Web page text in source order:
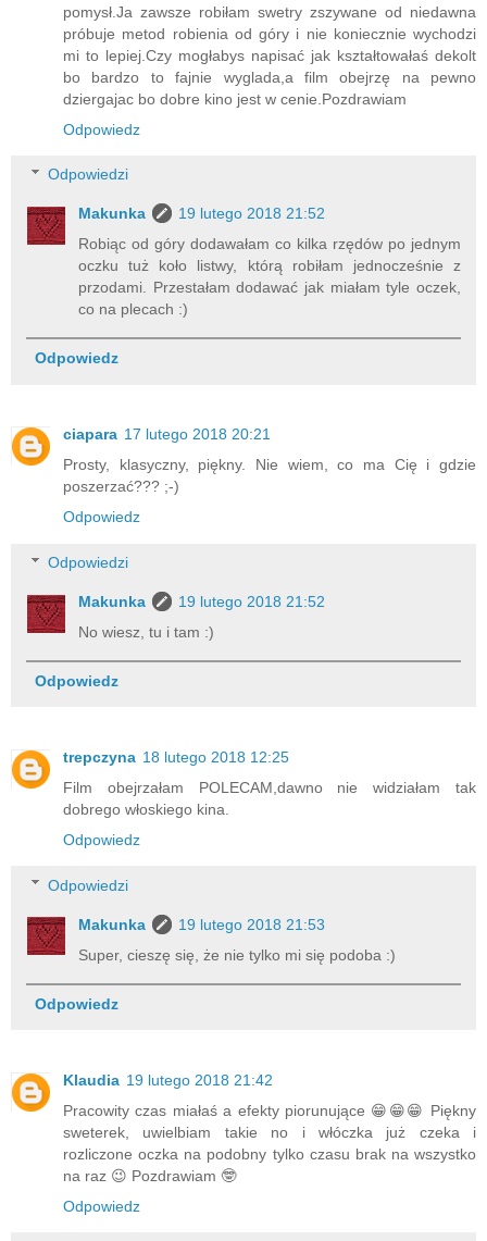
pomysł.Ja zawsze robiłam swetry zszywane od niedawna
próbuje metod robienia od góry i nie koniecznie wychodzi
mi to lepiej.Czy mogłabys napisać jak kształtowałaś dekolt
bo bardzo to fajnie wyglada,a film obejrzę na pewno
dziergajac bo dobre kino jest w cenie.Pozdrawiam
Odpowiedz
Odpowiedzi
Makunka
19 lutego 2018 21:52
Robiąc od góry dodawałam co kilka rzędów po jednym
oczku tuż koło listwy, którą robiłam jednocześnie z
przodami. Przestałam dodawać jak miałam tyle oczek,
co na plecach :)
Odpowiedz
ciapara 17 lutego 2018 20:21
Prosty, klasyczny, piękny. Nie wiem, co ma Cię i gdzie
poszerzać??? ;-)
Odpowiedz
Odpowiedzi
Makunka
19 lutego 2018 21:52
No wiesz, tu i tam :)
Odpowiedz
trepczyna 18 lutego 2018 12:25
Film obejrzałam POLECAM,dawno nie widziałam tak
dobrego włoskiego kina.
Odpowiedz
Odpowiedzi
Makunka
19 lutego 2018 21:53
Super, cieszę się, że nie tylko mi się podoba :)
Odpowiedz
Klaudia 19 lutego 2018 21:42
Pracowity czas miałaś a efekty piorunujące 😁😁😁 Piękny
sweterek, uwielbiam takie no i włóczka już czeka i
rozliczone oczka na podobny tylko czasu brak na wszystko
na raz 😉 Pozdrawiam 🤓
Odpowiedz